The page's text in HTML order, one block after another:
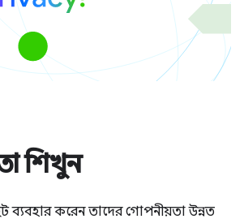
শিখুন
ব্যবহার করেন তাদের গোপনীয়তা উন্নত